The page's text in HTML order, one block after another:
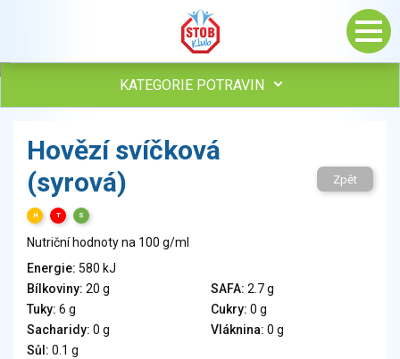
KATEGORIE POTRAVIN
Vejce
Mléko
Mléčné výrobky
Sýry
Veganské a vegetariánské výrobky
Tuky
Obiloviny, mouka, cereální výrobky
Chléb, pečivo, křehké chleby, pufované výrobky
Přílohy
Hovězí svíčková
(syrová)
H T S
Zpět
Nutriční hodnoty na 100 g/ml
Energie: 580 kJ
Bílkoviny: 20 g SAFA: 2.7 g
Tuky: 6 g Cukry: 0 g
Sacharidy: 0 g Vláknina: 0 g
Sůl: 0.1 g